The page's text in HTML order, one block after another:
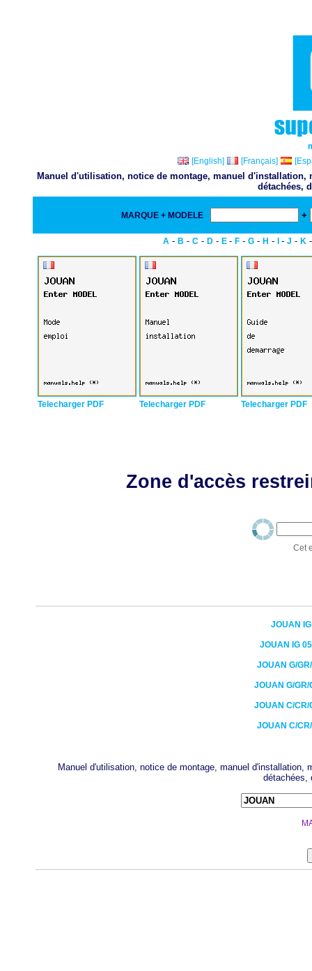
[English]
[Français]
Manuel d'utilisation, notice de montage, manuel
détachées,
MARQUE + MODELE +
A - B - C - D - E - F - G - H - - J - K
Telecharger PDF Telecharger PDF Telecharger PDF
Zone d'accès
Cet
JOUAN
JOUAN IG
JOUAN G/
JOUAN G/GR/
JOUAN C/CR/
JOUAN C/
Manuel d'utilisation, notice de montage, manuel
détachées,